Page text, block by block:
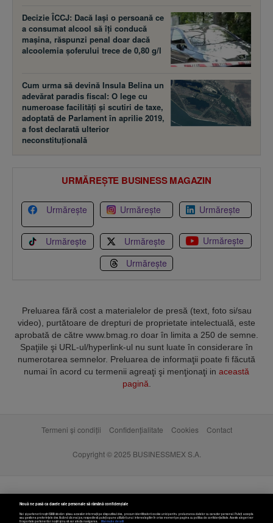
Decizie ÎCCJ: Dacă laşi o persoană ce
a consumat alcool să îţi conducă
maşina, răspunzi penal doar dacă
alcoolemia şoferului trece de 0,80 g/l
Cum urma să devină Insula Belina un
adevărat paradis fiscal: O lege cu
numeroase facilităţi şi scutiri de taxe,
adoptată de Parlament în aprilie 2019,
a fost declarată ulterior
neconstituţională
URMĂREȘTE BUSINESS MAGAZIN
Urmărește Urmărește Urmărește
Urmărește Urmărește
Urmărește
Urmărește
Preluarea fără cost a materialelor de presă (text, foto si/sau
video), purtătoare de drepturi de proprietate intelectuală, este
aprobată de către www.bmag.ro doar în limita a 250 de semne.
Spaţiile şi URL-ul/hyperlink-ul nu sunt luate în considerare în
numerotarea semnelor. Preluarea de informaţii poate fi făcută
numai în acord cu termenii agreaţi şi menţionaţi in această
pagină
Termeni și condiții Confidențialitate Cookies Contact
Copyright © 2025 BUSINESSMEX S.A.
Nouă ne pasă ca datele tale personale să rămână confidențiale
Noi și partenerii noștri589stocăm și/sau accesăm informații pe dispozitivul dvs., precum identificatorii cookie unici pentru prelucrarea datelor cu caracter personal. Puteți accepta
sau gestiona preferințele dvs. făcând clic mai jos, respectiv vă puteți opune utilizării unui interes legitim în orice moment pe pagina cu politica de confidențialitate. Aceste alegeri vor
fi raportate partenerilor noștri și nu vă vor afecta navigarea.
Mai multe detalii